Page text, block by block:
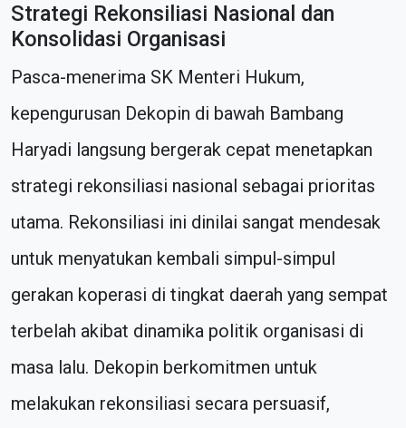
Strategi Rekonsiliasi Nasional dan
Konsolidasi Organisasi
Pasca-menerima SK Menteri Hukum,
kepengurusan Dekopin di bawah Bambang
Haryadi langsung bergerak cepat menetapkan
strategi rekonsiliasi nasional sebagai prioritas
utama. Rekonsiliasi ini dinilai sangat mendesak
untuk menyatukan kembali simpul-simpul
gerakan koperasi di tingkat daerah yang sempat
terbelah akibat dinamika politik organisasi di
masa lalu. Dekopin berkomitmen untuk
melakukan rekonsiliasi secara persuasif,